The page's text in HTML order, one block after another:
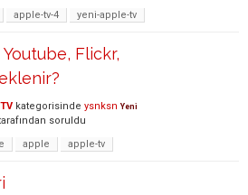
apple-tv-4 yeni-apple-tv
Flickr,
kategorisinde ysnksn Yeni
soruldu
apple apple-tv